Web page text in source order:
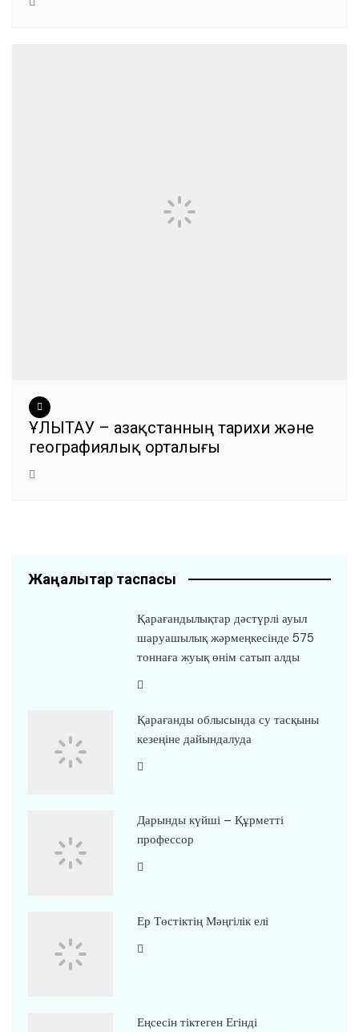
ҰЛЫТАУ – Қазақстанның тарихи және
географиялық орталығы
Жаңалықтар таспасы
Қарағандылықтар дәстүрлі ауыл
шаруашылық жәрмеңкесінде 575
тоннаға жуық өнім сатып алды
Қарағанды облысында су тасқыны
кезеңіне дайындалуда
Дарынды күйші – Құрметті
профессор
Ер Төстіктің Мәңгілік елі
Еңсесін тіктеген Егінді